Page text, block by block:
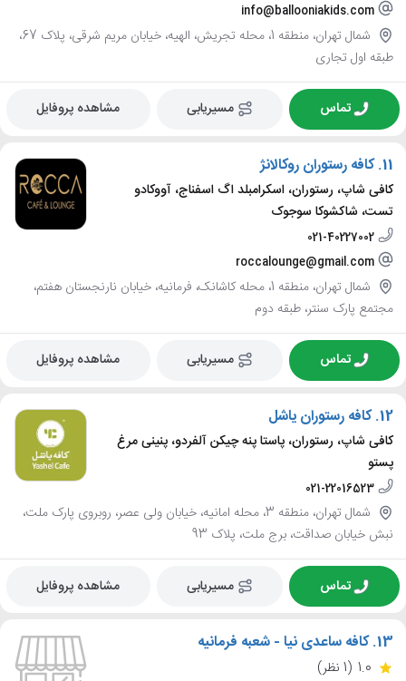
info@ballooniakids.com
شمال تهران، منطقه 1، محله تجریش، الهیه، خیابان مریم شرقی، پلاک 67،
طبقه اول تجاری
تماس مسیریابی مشاهده پروفایل
11. کافه رستوران روکالانژ
کافی شاپ، رستوران، اسکرامبلد اگ اسفناج، آووکادو
تست، شاکشوکا سوجوک
021-40227002
roccalounge@gmail.com
شمال تهران، منطقه 1، محله کاشانک، فرمانیه، خیابان نارنجستان هفتم،
مجتمع پارک سنتر، طبقه دوم
تماس مسیریابی مشاهده پروفایل
12. کافه رستوران یاشل
کافی شاپ، رستوران، پاستا پنه چیکن آلفردو، پنینی مرغ
پستو
021-22016523
شمال تهران، منطقه 3، محله امانیه، خیابان ولی عصر، روبروی پارک ملت،
نبش خیابان صداقت، برج ملت، پلاک 93
تماس مسیریابی مشاهده پروفایل
13. کافه ساعدی نیا - شعبه فرمانیه
1.0 (1 نظر)